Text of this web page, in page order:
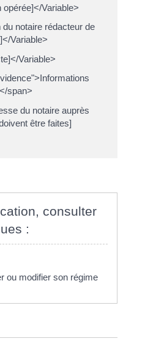
Variable>
notaire rédacteur de
Variable>
Variable>
span>
du notaire auprès
être faites]
consulter
:
ou modifier son régime